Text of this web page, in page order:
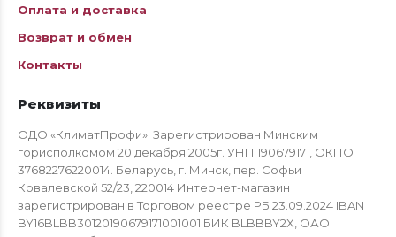
Оплата и доставка
Возврат и обмен
Контакты
Реквизиты
ОДО «КлиматПрофи». Зарегистрирован Минским
горисполкомом 20 декабря 2005г. УНП 190679171, ОКПО
37682276220014. Беларусь, г. Минск, пер. Софьи
Ковалевской 52/23, 220014 Интернет-магазин
зарегистрирован в Торговом реестре РБ 23.09.2024 IBAN
BY16BLBB30120190679171001001 БИК BLBBBY2X, ОАО